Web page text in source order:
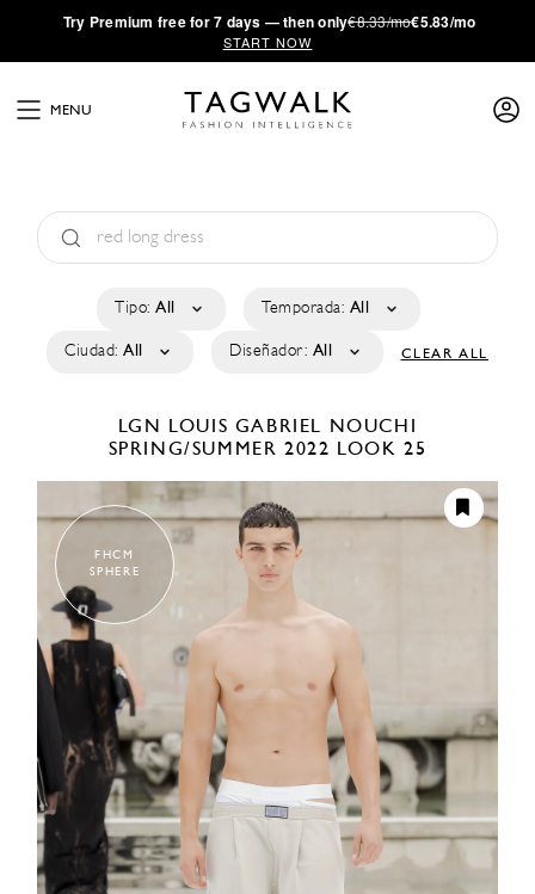
·Try Premium free for 7 days — then only€8.33/mo€5.83/mo
START NOW
MENU
Tipo: All Temporada: All
Ciudad: All Diseñador: All CLEAR ALL
LGN LOUIS GABRIEL NOUCHI
SPRING/SUMMER 2022 LOOK 25
FHCM
SPHERE